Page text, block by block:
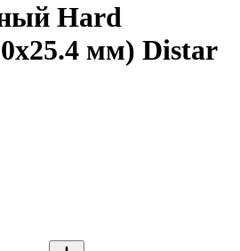
Hard
мм) Distar